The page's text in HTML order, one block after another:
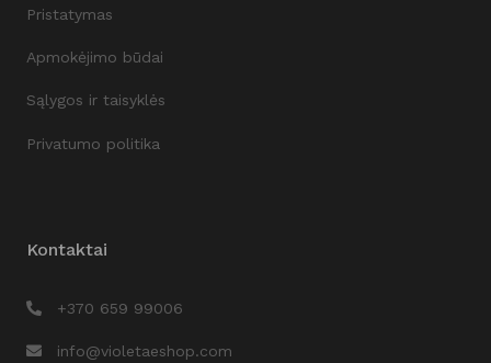
Pristatymas
Apmokėjimo būdai
Sąlygos ir taisyklės
Privatumo politika
Kontaktai
+370 659 99006
info@violetaeshop.com